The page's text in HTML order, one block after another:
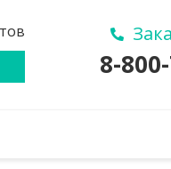
8-